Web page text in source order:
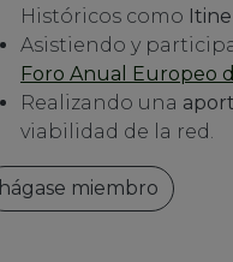
Históricos como
Asistiendo y
Foro Anual Europeo
Realizando una
viabilidad de la red.
hágase miembro